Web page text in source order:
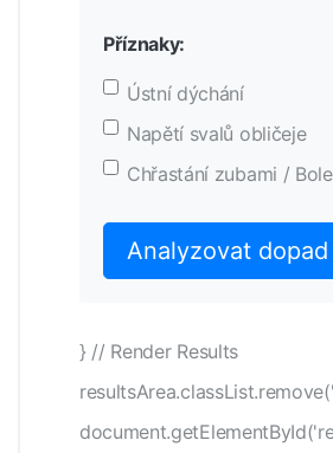
Příznaky:
Ústní dýchání
Napětí svalů obličeje
Chřastání zubami /
Analyzovat
} // Render Results